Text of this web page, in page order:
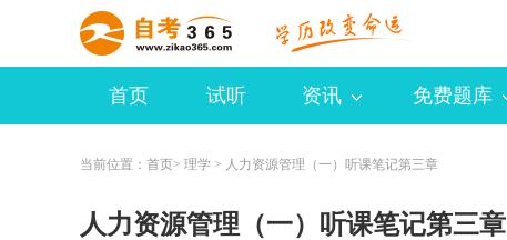
首页 试听 资讯 免费题库
当前位置： 首页> 理学 > 人力资源管理（一）听课笔记第三章
人力资源管理（一）听课笔记第三章